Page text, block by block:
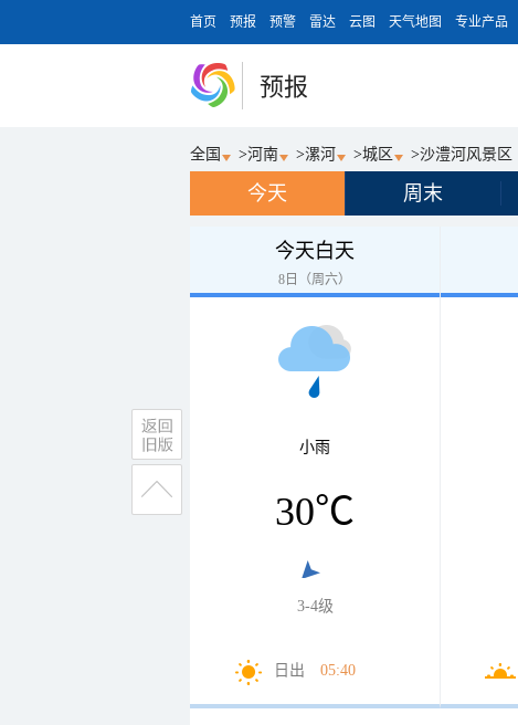
首页 预报 预警 雷达 云图 天气地图 专业产品
预报
全国 >河南 >漯河 >城区 >沙澧河风景区
今天 周末
今天白天
8日（周六）
小雨
30℃
3-4级
日出 05:40